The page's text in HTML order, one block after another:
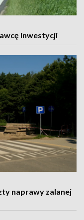
inwestycji
naprawy zalanej